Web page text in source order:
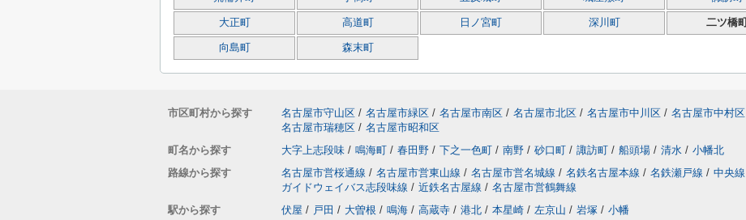
大正町 高道町 日ノ宮町 深川町 二ツ橋町
向島町 森末町
市区町村から探す 名古屋市守山区 / 名古屋市緑区 / 名古屋市南区 / 名古屋市北区 / 名古屋市中川区 / 名古屋市中村区
名古屋市瑞穂区 / 名古屋市昭和区
町名から探す
大字上志段味 / 鳴海町 / 春田野 / 下之一色町 / 南野 / 砂口町 / 諏訪町 / 船頭場 / 清水 / 小幡北
路線から探す
名古屋市営桜通線 / 名古屋市営東山線 / 名古屋市営名城線 / 名鉄名古屋本線 / 名鉄瀬戸線 / 中央線
ガイドウェイバス志段味線 / 近鉄名古屋線 / 名古屋市営鶴舞線
駅から探す
伏屋 / 戸田 / 大曽根 / 鳴海 / 高蔵寺 / 港北 / 本星崎 / 左京山 / 岩塚 / 小幡